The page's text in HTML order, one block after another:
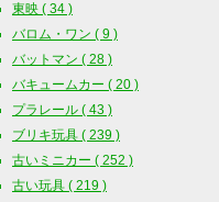
東映 ( 34 )
バロム・ワン ( 9 )
バットマン ( 28 )
バキュームカー ( 20 )
プラレール ( 43 )
ブリキ玩具 ( 239 )
古いミニカー ( 252 )
古い玩具 ( 219 )